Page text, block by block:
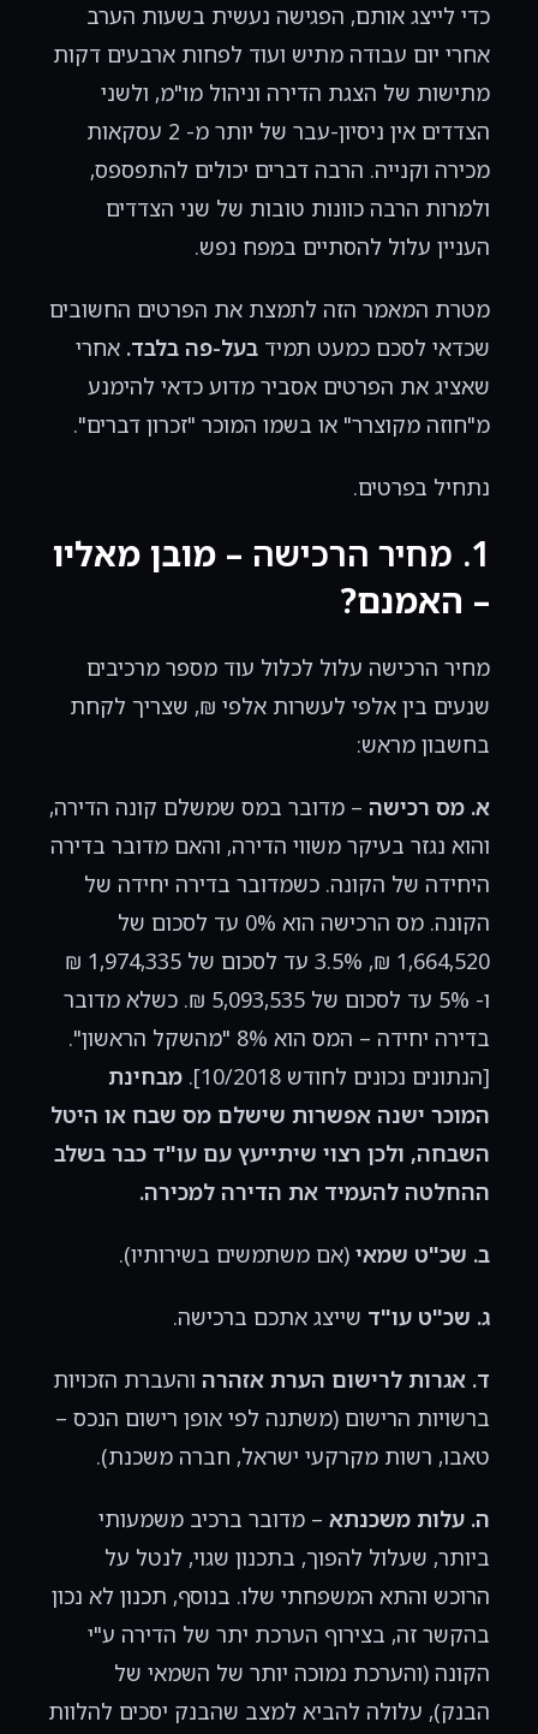
כדי לייצג אותם, הפגישה נעשית בשעות הערב
אחרי יום עבודה מתיש ועוד לפחות ארבעים דקות
מתישות של הצגת הדירה וניהול מו"מ, ולשני
הצדדים אין ניסיון-עבר של יותר מ- 2 עסקאות
מכירה וקנייה. הרבה דברים יכולים להתפספס,
ולמרות הרבה כוונות טובות של שני הצדדים
העניין עלול להסתיים במפח נפש.
מטרת המאמר הזה לתמצת את הפרטים החשובים
שכדאי לסכם כמעט תמיד בעל-פה בלבד. אחרי
שאציג את הפרטים אסביר מדוע כדאי להימנע
מ"חוזה מקוצרר" או בשמו המוכר "זכרון דברים".
נתחיל בפרטים.
1. מחיר הרכישה
– מובן מאליו
– האמנם?
מחיר הרכישה עלול לכלול עוד מספר מרכיבים
שנעים בין אלפי לעשרות אלפי ₪, שצריך לקחת
בחשבון מראש:
א. מס רכישה – מדובר במס שמשלם קונה הדירה,
והוא נגזר בעיקר משווי הדירה, והאם מדובר בדירה
היחידה של הקונה. כשמדובר בדירה יחידה של
הקונה. מס הרכישה הוא 0% עד לסכום של
1,664,520 ₪, 3.5% עד לסכום של 1,974,335 ₪
ו- 5% עד לסכום של 5,093,535 ₪. כשלא מדובר
בדירה יחידה – המס הוא 8% "מהשקל הראשון".
[הנתונים נכונים לחודש 10/2018].
מבחינת
המוכר ישנה אפשרות שישלם מס שבח או היטל
השבחה, ולכן רצוי שיתייעץ עם עו"ד כבר בשלב
ההחלטה להעמיד את הדירה למכירה.
ב. שכ"ט שמאי (אם משתמשים בשירותיו).
ג. שכ"ט עו"ד שייצג אתכם ברכישה.
ד. אגרות לרישום הערת אזהרה והעברת הזכויות
ברשויות הרישום (משתנה לפי אופן רישום הנכס –
טאבו, רשות מקרקעי ישראל, חברה משכנת).
ה. עלות משכנתא – מדובר ברכיב משמעותי
ביותר, שעלול להפוך, בתכנון שגוי, לנטל על
הרוכש והתא המשפחתי שלו. בנוסף, תכנון לא נכון
בהקשר זה, בצירוף הערכת יתר של הדירה ע"י
הקונה (והערכת נמוכה יותר של השמאי של
הבנק), עלולה להביא למצב שהבנק יסכים להלוות